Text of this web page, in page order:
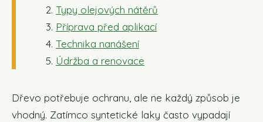
Typy olejových nátěrů
Příprava před aplikací
Technika nanášení
Údržba a renovace
Dřevo potřebuje ochranu, ale ne každý způsob je
vhodný. Zatímco syntetické laky často vypadají